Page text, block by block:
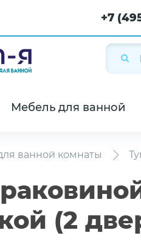
+7
Мебель для ванной
ванной комнаты
(2